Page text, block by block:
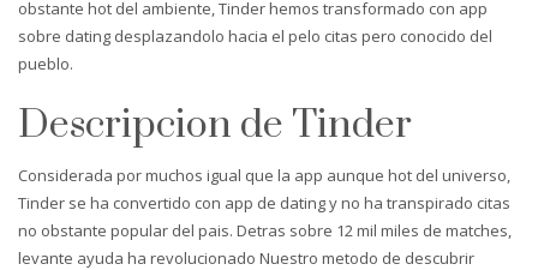
obstante hot del ambiente, Tinder hemos transformado con app
sobre dating desplazandolo hacia el pelo citas pero conocido del
pueblo.
Descripcion de Tinder
Considerada por muchos igual que la app aunque hot del universo,
Tinder se ha convertido con app de dating y no ha transpirado citas
no obstante popular del pais. Detras sobre 12 mil miles de matches,
levante ayuda ha revolucionado Nuestro metodo de descubrir